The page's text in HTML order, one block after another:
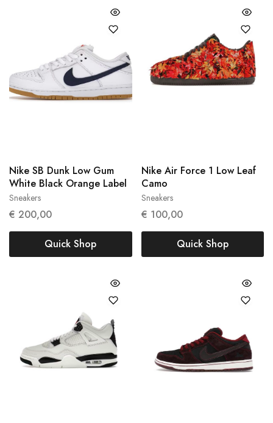
Sneakers
Nike SB Dunk Low Gum
White Black Orange Label
€ 200,00
Quick Shop
Sneakers
Nike Air Force 1 Low Leaf
Camo
€ 100,00
Quick Shop